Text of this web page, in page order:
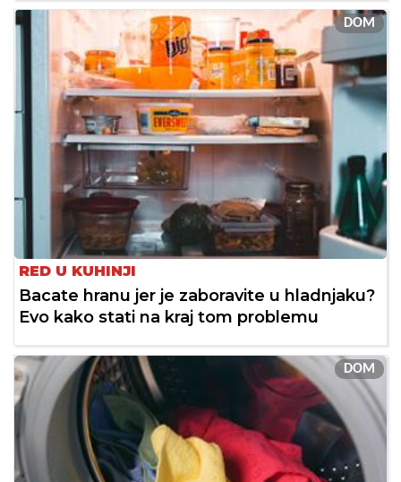
DOM
RED U KUHINJI
Bacate hranu jer je zaboravite u hladnjaku?
Evo kako stati na kraj tom problemu
DOM